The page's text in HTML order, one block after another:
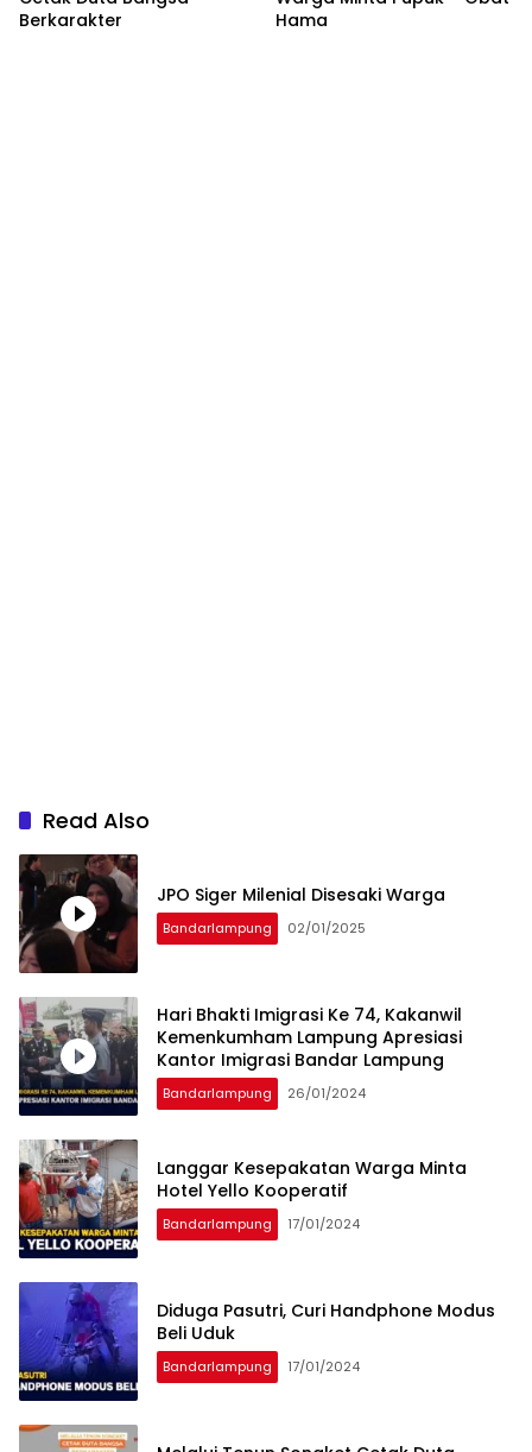
Berkarakter
Hama
Read Also
JPO Siger Milenial Disesaki Warga
Bandarlampung 02/01/2025
Hari Bhakti Imigrasi Ke 74, Kakanwil
Kemenkumham Lampung Apresiasi
Kantor Imigrasi Bandar Lampung
Bandarlampung 26/01/2024
Langgar Kesepakatan Warga Minta
Hotel Yello Kooperatif
Bandarlampung 17/01/2024
Diduga Pasutri, Curi Handphone Modus
Beli Uduk
Bandarlampung 17/01/2024